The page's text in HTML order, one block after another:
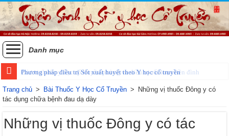
Danh mục
Phương pháp điều trị Sốt xuất huyết theo Y học cổ truyền
Trang chủ > Bài Thuốc Y Học Cổ Truyền > Những vị thuốc Đông y có
tác dụng chữa bệnh đau dạ dày
Những vị thuốc Đông y có tác